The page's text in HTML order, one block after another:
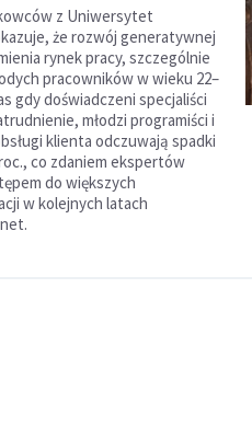
z Uniwersytet
że rozwój generatywnej
rynek pracy, szczególnie
pracowników w wieku 22–
gdy doświadczeni specjaliści
młodzi programiści i
klienta odczuwają spadki
co zdaniem ekspertów
do większych
w kolejnych latach